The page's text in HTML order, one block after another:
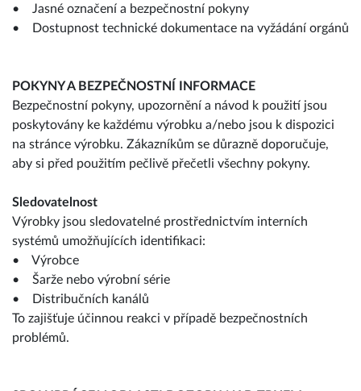
• Jasné označení a bezpečnostní pokyny
• Dostupnost technické dokumentace na vyžádání orgánů
POKYNY A BEZPEČNOSTNÍ INFORMACE
Bezpečnostní pokyny, upozornění a návod k použití jsou
poskytovány ke každému výrobku a/nebo jsou k dispozici
na stránce výrobku. Zákazníkům se důrazně doporučuje,
aby si před použitím pečlivě přečetli všechny pokyny.
Sledovatelnost
Výrobky jsou sledovatelné prostřednictvím interních
systémů umožňujících identifikaci:
• Výrobce
• Šarže nebo výrobní série
• Distribučních kanálů
To zajišťuje účinnou reakci v případě bezpečnostních
problémů.